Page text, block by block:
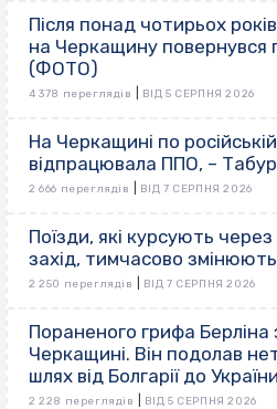
Після понад чотирьох
на Черкащину повернувся
(ФОТО)
4 378 переглядів ВІД 5 СЕРПНЯ 2026
На Черкащині по російській
відпрацювала ППО, –
2 666 переглядів ВІД 7 СЕРПНЯ 2026
Поїзди, які курсують
захід, тимчасово
2 250 переглядів ВІД 7 СЕРПНЯ 2026
Пораненого грифа
Черкащині. Він подолав
шлях від Болгарії до України
2 228 переглядів ВІД 5 СЕРПНЯ 2026